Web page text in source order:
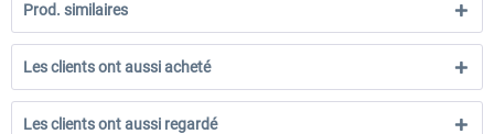
Prod. similaires
Les clients ont aussi acheté
Les clients ont aussi regardé